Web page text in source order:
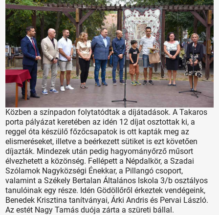
Közben a színpadon folytatódtak a díjátadások. A Takaros
porta pályázat keretében az idén 12 díjat osztottak ki, a
reggel óta készülő főzőcsapatok is ott kapták meg az
elismeréseket, illetve a beérkezett sütiket is ezt követően
díjazták. Mindezek után pedig hagyományőrző műsort
élvezhetett a közönség. Fellépett a Népdalkör, a Szadai
Szólamok Nagyközségi Énekkar, a Pillangó csoport,
valamint a Székely Bertalan Általános Iskola 3/b osztályos
tanulóinak egy része. Idén Gödöllőről érkeztek vendégeink,
Benedek Krisztina tanítványai, Árki Andris és Pervai László.
Az estét Nagy Tamás duója zárta a szüreti bállal.